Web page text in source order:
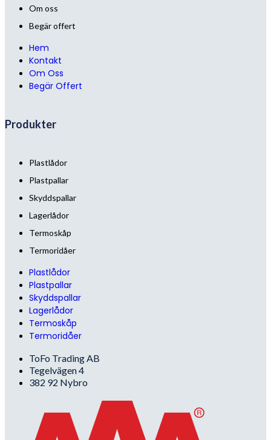
Om oss
Begär offert
Hem
Kontakt
Om Oss
Begär Offert
Produkter
Plastlådor
Plastpallar
Skyddspallar
Lagerlådor
Termoskåp
Termoridåer
Plastlådor
Plastpallar
Skyddspallar
Lagerlådor
Termoskåp
Termoridåer
ToFo Trading AB
Tegelvägen 4
382 92 Nybro